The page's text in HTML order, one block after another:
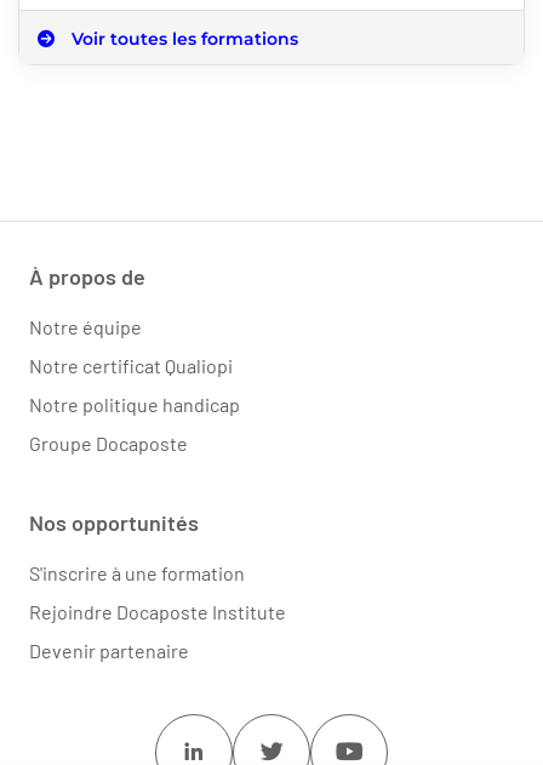
Voir toutes les formations
À propos de
Notre équipe
Notre certificat Qualiopi
Notre politique handicap
Groupe Docaposte
Nos opportunités
S'inscrire à une formation
Rejoindre Docaposte Institute
Devenir partenaire
Linkedin Twitter Youtube